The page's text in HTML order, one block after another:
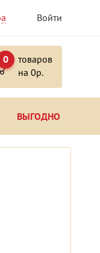
Войти
0
товаров
на 0р.
ВЫГОДНО